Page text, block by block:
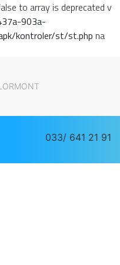
to array is deprecated v
903a-
kontroler/st/st.php na
033/ 641 21 91